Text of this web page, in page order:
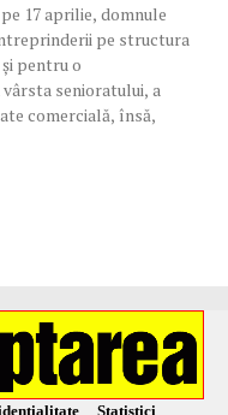
17 aprilie, domnule
pe structura
pentru o
senioratului, a
comercială, însă,
Statistici